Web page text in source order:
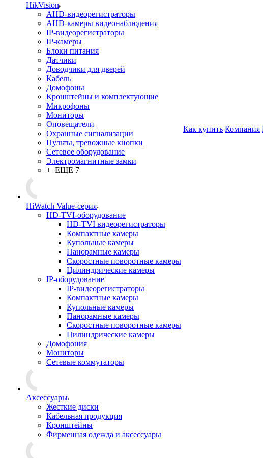
HikVision
AHD-видеорегистраторы
AHD-камеры видеонаблюдения
IP-видеорегистраторы
IP-камеры
Блоки питания
Датчики
Доводчики для дверей
Кабель
Домофоны
Кронштейны и комплектующие
Микрофоны
Мониторы
Оповещатели
Охранные сигнализации
Пульты, тревожные кнопки
Сетевое оборудование
Электромагнитные замки
+ ЕЩЕ 7
HiWatch Value-серия
HD-TVI-оборудование
HD-TVI видеорегистраторы
Компактные камеры
Купольные камеры
Панорамные камеры
Скоростные поворотные камеры
Цилиндрические камеры
IP-оборудование
IP-видеорегистраторы
Компактные камеры
Купольные камеры
Панорамные камеры
Скоростные поворотные камеры
Цилиндрические камеры
Домофония
Мониторы
Сетевые коммутаторы
Аксессуары
Жесткие диски
Кабельная продукция
Кронштейны
Фирменная одежда и аксессуары
Как купить Компания